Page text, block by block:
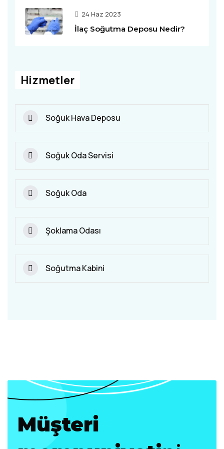
24 Haz 2023
İlaç Soğutma Deposu Nedir?
Hizmetler
Soğuk Hava Deposu
Soğuk Oda Servisi
Soğuk Oda
Şoklama Odası
Soğutma Kabini
Müşteri